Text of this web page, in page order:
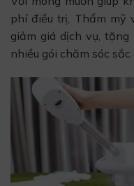
phí điều trị, Thẩm mỹ
giảm giá dịch vụ, tặng
nhiều gói chăm sóc sắc